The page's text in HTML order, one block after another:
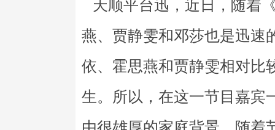
天顺平台迅，近日，随着
燕、贾静雯和邓莎也是迅速
依、霍思燕和贾静雯相对比
生。所以，在这一节目嘉宾